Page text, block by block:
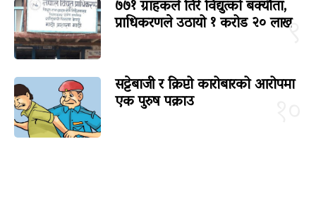
९
७७१ ग्राहकले तिरे विद्युत्को बक्यौता,
प्राधिकरणले उठायो १ करोड २० लाख
सट्टेबाजी र क्रिप्टो कारोबारको आरोपमा
एक पुरुष पक्राउ